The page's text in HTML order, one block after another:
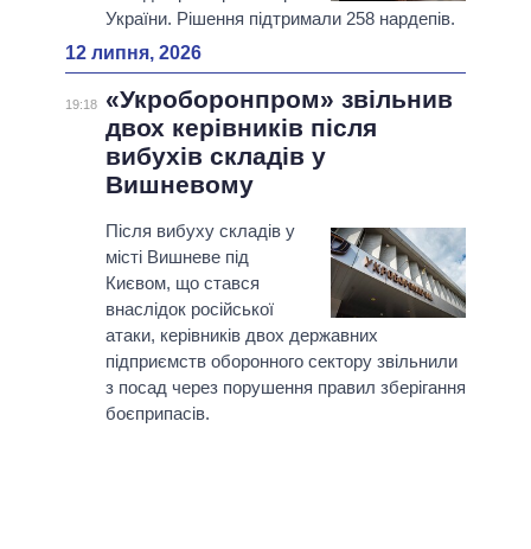
України. Рішення підтримали 258 нардепів.
12 липня, 2026
19:18
«Укроборонпром» звільнив
двох керівників після
вибухів складів у
Вишневому
Після вибуху складів у
місті Вишневе під
Києвом, що стався
внаслідок російської
атаки, керівників двох державних
підприємств оборонного сектору звільнили
з посад через порушення правил зберігання
боєприпасів.